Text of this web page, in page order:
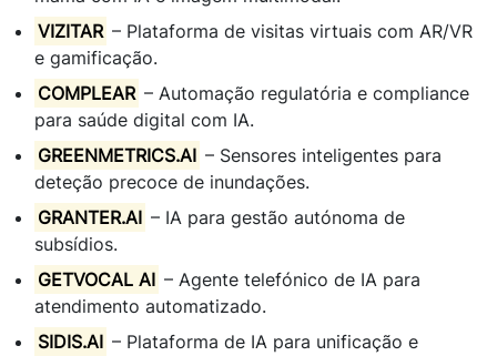
VIZITAR – Plataforma de visitas virtuais com AR/VR
e gamificação.
COMPLEAR – Automação regulatória e compliance
para saúde digital com IA.
GREENMETRICS.AI – Sensores inteligentes para
deteção precoce de inundações.
GRANTER.AI – IA para gestão autónoma de
subsídios.
GETVOCAL AI – Agente telefónico de IA para
atendimento automatizado.
SIDIS.AI – Plataforma de IA para unificação e